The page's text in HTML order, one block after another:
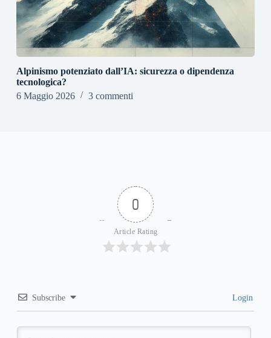
Alpinismo potenziato dall’IA: sicurezza o dipendenza
tecnologica?
6 Maggio 2026
3 commenti
0
Article Rating
Subscribe Login